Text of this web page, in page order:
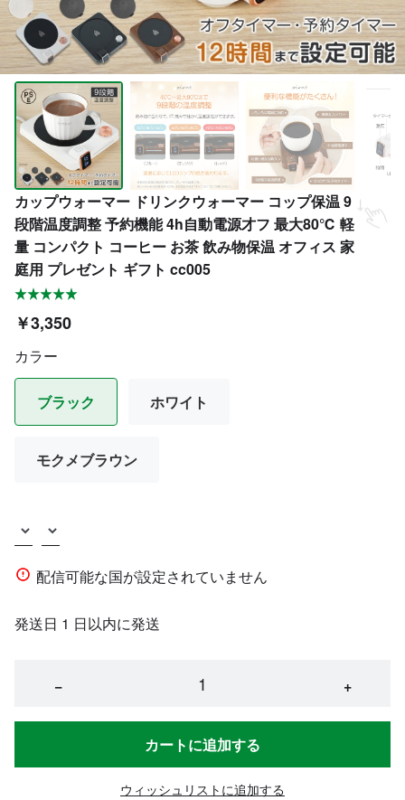
カップウォーマー ドリンクウォーマー コップ保温 9
段階温度調整 予約機能 4h自動電源才フ 最大80℃ 軽
量 コンパクト コーヒー お茶 飲み物保温 オフィス 家
庭用 プレゼント ギフト cc005
￥3,350
カラー
ブラック ホワイト
モクメブラウン
配信可能な国が設定されていません
発送日 1 日以内に発送
− +
カートに追加する
ウィッシュリストに追加する